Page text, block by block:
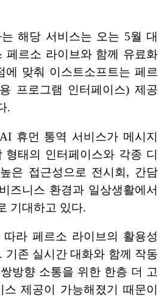
해당 서비스는 오는 5월 대
페르소 라이브와 함께 유료화
에 맞춰 이스트소프트는 페르
프로그램 인터페이스) 제공
.
휴먼 통역 서비스가 메시지
형태의 인터페이스와 각종 디
은 접근성으로 전시회, 간담
즈니스 환경과 일상생활에서
기대하고 있다.
라 페르소 라이브의 활용성
기존 실시간 대화와 함께 작동
방향 소통을 위한 한층 더 고
제공이 가능해졌기 때문이